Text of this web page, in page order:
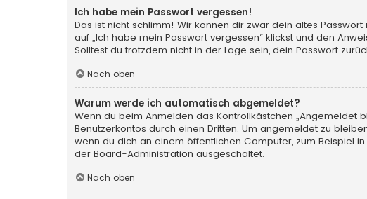
Ich habe mein Passwort vergessen!
Das ist nicht schlimm! Wir können dir zwar dein altes
auf „Ich habe mein Passwort vergessen“ klickst und den
Solltest du trotzdem nicht in der Lage sein, dein Passwort
Nach oben
Warum werde ich automatisch abgemeldet?
Wenn du beim Anmelden das Kontrollkästchen „Angemeldet
Benutzerkontos durch einen Dritten. Um angemeldet zu
wenn du dich an einem öffentlichen Computer, zum Beispiel
der Board-Administration ausgeschaltet.
Nach oben